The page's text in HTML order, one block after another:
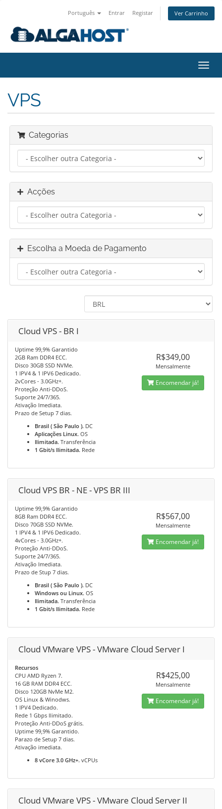
Português Entrar Registar Ver Carrinho
VPS
Categorias
Acções
Escolha a Moeda de Pagamento
Cloud VPS - BR I
Uptime 99,9% Garantido
2GB Ram DDR4 ECC.
Disco 30GB SSD NVMe.
1 IPV4 & 1 IPV6 Dedicado.
2vCores - 3.0GHz+.
Proteção Anti-DDoS.
Suporte 24/7/365.
Ativação Imediata.
Prazo de Setup 7 dias.
Brasil ( São Paulo ). DC
Aplicações Linux. OS
Ilimitada. Transferência
1 Gbit/s Ilimitada. Rede
R$349,00
Mensalmente
Encomendar já!
Cloud VPS BR - NE - VPS BR III
Uptime 99,9% Garantido
8GB Ram DDR4 ECC.
Disco 70GB SSD NVMe.
1 IPV4 & 1 IPV6 Dedicado.
4vCores - 3.0GHz+.
Proteção Anti-DDoS.
Suporte 24/7/365.
Ativação Imediata.
Prazo de Stup 7 dias.
Brasil ( São Paulo ). DC
Windows ou Linux. OS
Ilimitada. Transferência
1 Gbit/s Ilimitada. Rede
R$567,00
Mensalmente
Encomendar já!
Cloud VMware VPS - VMware Cloud Server I
Recursos
CPU AMD Ryzen 7.
16 GB RAM DDR4 ECC.
Disco 120GB NvMe M2.
OS Linux & Winodws.
1 IPV4 Dedicado.
Rede 1 Gbps Ilimitado.
Proteção Anti-DDoS grátis.
Uptime 99,9% Garantido.
Parazo de Setup 7 dias.
Ativação imediata.
8 vCore 3.0 GHz+. vCPUs
R$425,00
Mensalmente
Encomendar já!
Cloud VMware VPS - VMware Cloud Server II